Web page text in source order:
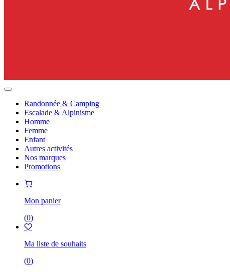
Randonnée & Camping
Escalade & Alpinisme
Homme
Femme
Enfant
Autres activités
Nos marques
Promotions
Mon panier
(0)
Ma liste de souhaits
(0)